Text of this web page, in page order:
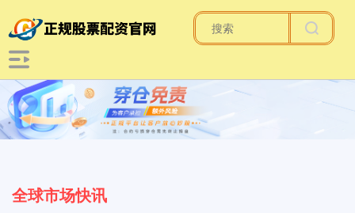
全球市场快讯